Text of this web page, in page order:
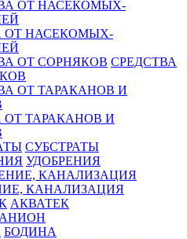
ОТ НАСЕКОМЫХ-
СРЕДСТВА
ОТ ТАРАКАНОВ И
СУБСТРАТЫ
УДОБРЕНИЯ
КАНАЛИЗАЦИЯ
АКВАТЕК
АНИОН
БОДИНА